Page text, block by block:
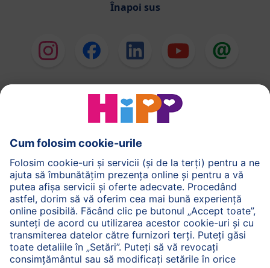
Înapoi sus
HiPP Hrană pentru sugari
HiPP Hrană pentru copii mici
HiPP Îngrijirea pielii
HiPP Sarcină
Politica de Confidenţialitate
Termenii generali pentru utilizarea serviciilor noastre
web
Imprimare
Despre HiPP Contact